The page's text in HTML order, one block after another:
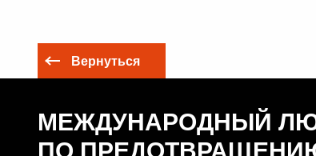
Вернуться
МЕЖДУНАРОДНЫЙ